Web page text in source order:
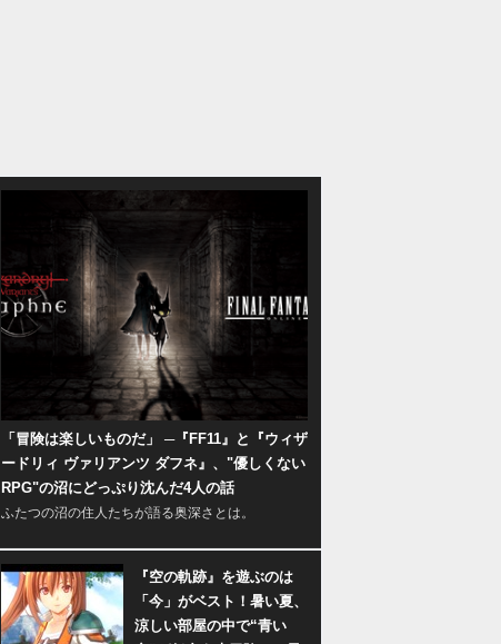
「冒険は楽しいものだ」 ─『FF11』と『ウィザ
ードリィ ヴァリアンツ ダフネ』、"優しくない
RPG"の沼にどっぷり沈んだ4人の話
ふたつの沼の住人たちが語る奥深さとは。
『空の軌跡』を遊ぶのは
「今」がベスト！暑い夏、
涼しい部屋の中で“青い